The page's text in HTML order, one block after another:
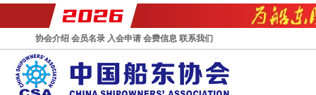
协会介绍 会员名录 入会申请 会费信息 联系我们